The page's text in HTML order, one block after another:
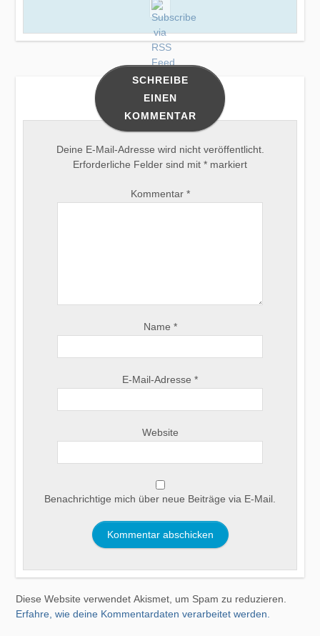
SCHREIBE
EINEN
KOMMENTAR
Deine E-Mail-Adresse wird nicht veröffentlicht.
Erforderliche Felder sind mit * markiert
Kommentar *
Name *
E-Mail-Adresse *
Website
Benachrichtige mich über neue Beiträge via E-Mail.
Diese Website verwendet Akismet, um Spam zu reduzieren.
Erfahre, wie deine Kommentardaten verarbeitet werden.